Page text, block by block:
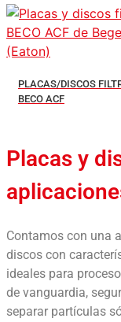
PLACAS/DISCOS
BECO ACF
Placas y
Contamos con una
discos con
ideales para
de vanguardia,
separar partículas